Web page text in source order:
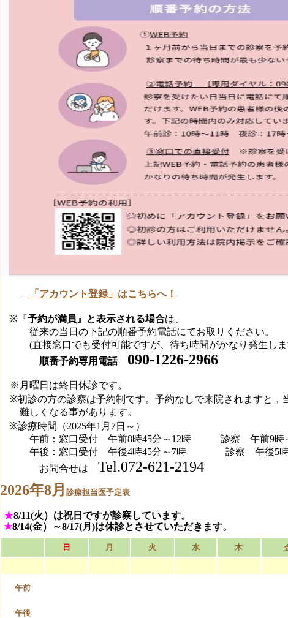
「アカウント登録」はこちらへ！
※『予約が満員』と表示される場合は、
従来の当日の下記の順番予約電話にてお取りください。
(直接窓口でも受付可能ですが、待ち時間がかなり発生しま
順番予約専用電話
090-1226-2966
※ 月曜日は終日休診です。
※初診の方の診察は予約制です。 予約なしで来院されますと，
難しくなる事があります。
※診療時間（2025年1月7日～）
午前：窓口受付 午前8時45分～12時 診察 午前9時
午後：窓口受付 午後4時45分～7時 診察 午後5時
お問合せは Tel.072-621-2194
2026年8月 診療担当医予定表
★8/11(火）は祝日ですが診察しています。
★8/14(金）～8/17(月)は休診とさせていただきます。
日 月 火 水 木
午前
午後